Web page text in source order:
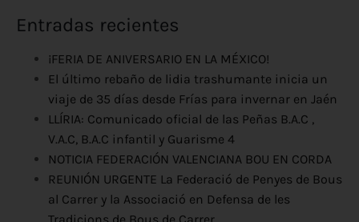
Entradas recientes
¡FERIA DE ANIVERSARIO EN LA MÉXICO!
El último rebaño de lidia trashumante inicia un
viaje de 35 días desde Frías para invernar en Jaén
LLÍRIA: Comunicado oficial de las Peñas B.A.C ,
V.A.C, B.A.C infantil y Guarisme 4
NOTICIA FEDERACIÓN VALENCIANA BOU EN CORDA
REUNIÓN URGENTE La Federació de Penyes de Bous
al Carrer y la Associació en Defensa de les
Tradicions de Bous de Carrer